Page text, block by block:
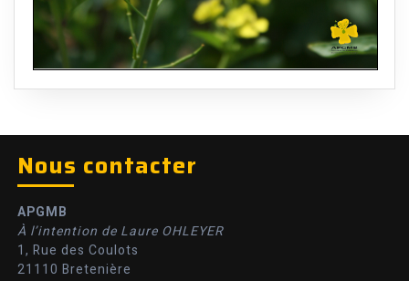
Nous contacter
APGMB
À l’intention de Laure OHLEYER
1, Rue des Coulots
21110 Bretenière